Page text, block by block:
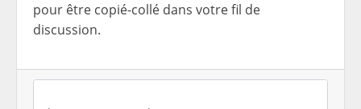
pour être copié-collé dans votre fil de
discussion.